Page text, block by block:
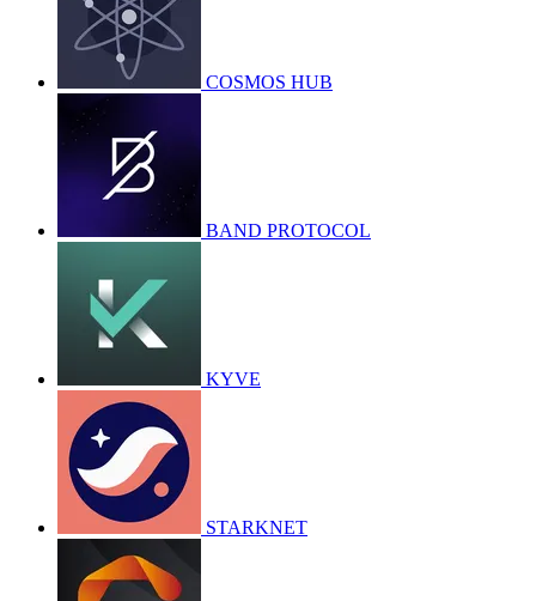
COSMOS HUB
BAND PROTOCOL
KYVE
STARKNET